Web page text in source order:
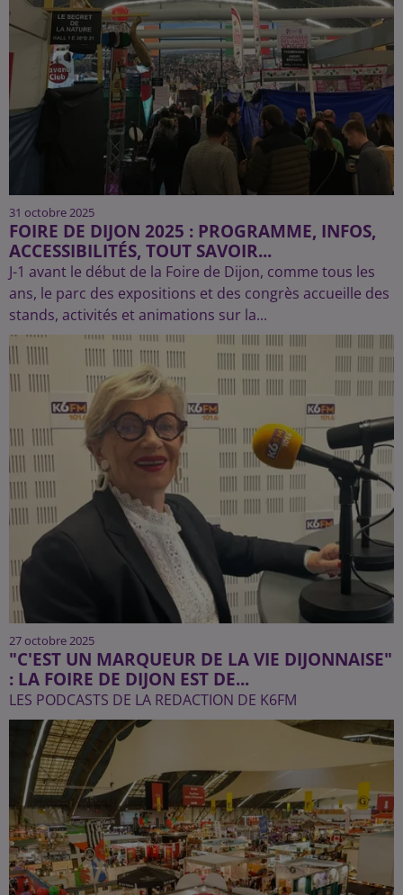
31 octobre 2025
FOIRE DE DIJON 2025 : PROGRAMME, INFOS,
ACCESSIBILITÉS, TOUT SAVOIR...
J-1 avant le début de la Foire de Dijon, comme tous les
ans, le parc des expositions et des congrès accueille des
stands, activités et animations sur la...
27 octobre 2025
"C'EST UN MARQUEUR DE LA VIE DIJONNAISE"
: LA FOIRE DE DIJON EST DE...
LES PODCASTS DE LA REDACTION DE K6FM